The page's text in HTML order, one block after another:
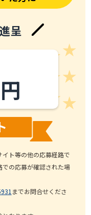
呈
ト等の他の応募経路で
の応募が確認された場
までお問合せくださ